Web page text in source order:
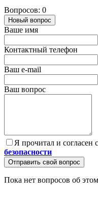
Вопросов: 0
Новый вопрос
Ваше имя
Контактный телефон
Ваш e-mail
Ваш вопрос
Я прочитал и согласен
безопасности
Отправить свой вопрос
Пока нет вопросов об